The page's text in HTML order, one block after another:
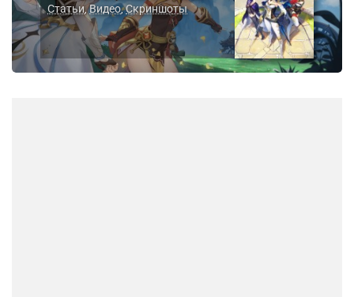
Статьи,Видео,Скриншоты